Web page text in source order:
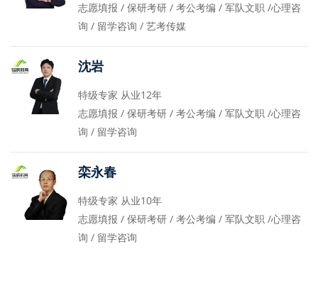
志愿填报 / 保研考研 / 考公考编 / 军队文职 /心理咨
询 / 留学咨询 / 艺考传媒
沈岩
特级专家 从业12年
志愿填报 / 保研考研 / 考公考编 / 军队文职 /心理咨
询 / 留学咨询
栾永春
特级专家 从业10年
志愿填报 / 保研考研 / 考公考编 / 军队文职 /心理咨
询 / 留学咨询